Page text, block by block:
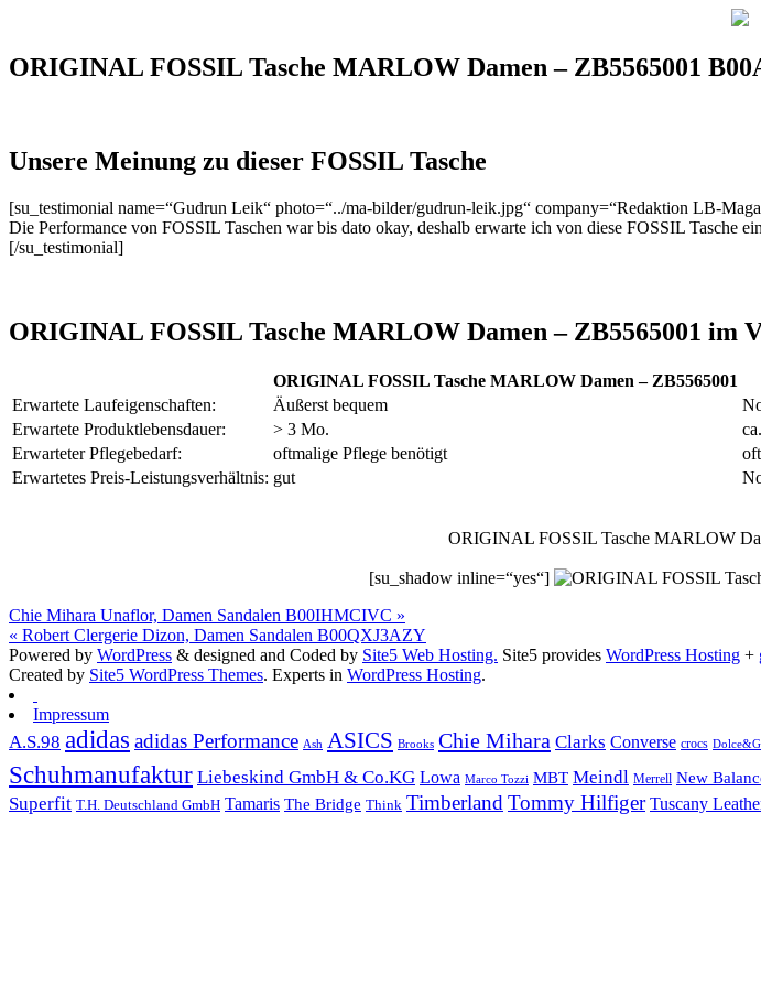
ORIGINAL FOSSIL Tasche MARLOW Damen – ZB5565001
Unsere Meinung zu dieser FOSSIL Tasche
[su_testimonial name=“Gudrun Leik“ photo=“../ma-bilder/gudrun-leik.jpg“ company=“Redaktion LB-
Die Performance von FOSSIL Taschen war bis dato okay, deshalb erwarte ich von diese FOSSIL Tasche
[/su_testimonial]
ORIGINAL FOSSIL Tasche MARLOW Damen – ZB5565001 im
ORIGINAL FOSSIL Tasche MARLOW Damen – ZB5565001
Erwartete Laufeigenschaften:
Äußerst bequem
Erwartete Produktlebensdauer:
> 3 Mo.
Erwarteter Pflegebedarf:
oftmalige Pflege benötigt
Erwartetes Preis-Leistungsverhältnis: gut
ORIGINAL FOSSIL Tasche MARLOW
[su_shadow inline=“yes“]
Chie Mihara Unaflor, Damen Sandalen B00IHMCIVC »
« Robert Clergerie Dizon, Damen Sandalen B00QXJ3AZY
Powered by WordPress & designed and Coded by Site5 Web Hosting. Site5 provides WordPress Hosting +
Created by Site5 WordPress Themes. Experts in WordPress Hosting.
Impressum
A.S.98 adidas adidas Performance Ash ASICS Brooks Chie Mihara Clarks Converse crocs
Schuhmanufaktur Liebeskind GmbH & Co.KG Lowa Marco Tozzi MBT Meindl Merrell New
Superfit T.H. Deutschland GmbH Tamaris The Bridge Think TimberlandTommy Hilfiger Tuscany